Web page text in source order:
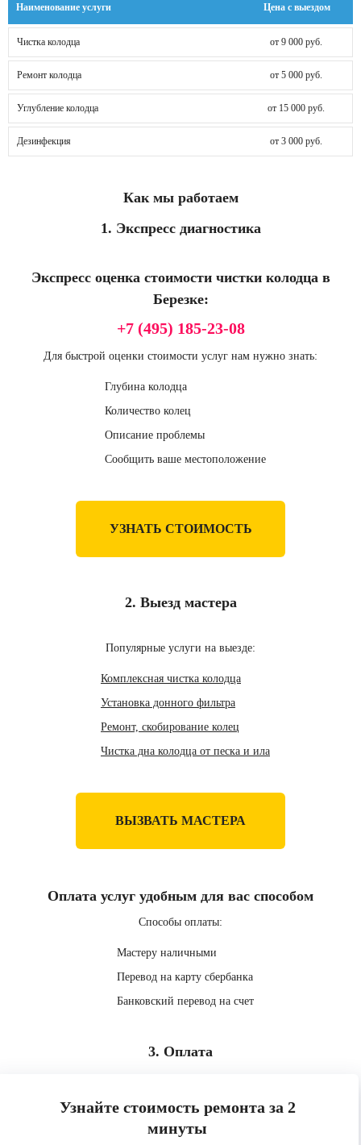
Наименование услуги Цена с выездом
Чистка колодца от 9 000 руб.
Ремонт колодца от 5 000 руб.
Углубление колодца от 15 000 руб.
Дезинфекция от 3 000 руб.
Как мы работаем
1. Экспресс диагностика
Экспресс оценка стоимости чистки колодца в
Березке:
+7 (495) 185-23-08
Для быстрой оценки стоимости услуг нам нужно знать:
Глубина колодца
Количество колец
Описание проблемы
Сообщить ваше местоположение
УЗНАТЬ СТОИМОСТЬ
2. Выезд мастера
Популярные услуги на выезде:
Комплексная чистка колодца
Установка донного фильтра
Ремонт, скобирование колец
Чистка дна колодца от песка и ила
ВЫЗВАТЬ МАСТЕРА
3. Оплата
Узнайте стоимость ремонта за 2
минуты
Оплата услуг удобным для вас способом
Способы оплаты:
Мастеру наличными
Перевод на карту сбербанка
Банковский перевод на счет